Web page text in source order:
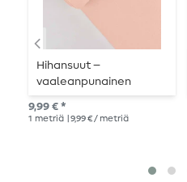
Hihansuut –
vaaleanpunainen
9,99 € *
1 metriä | 9,99 € / metriä